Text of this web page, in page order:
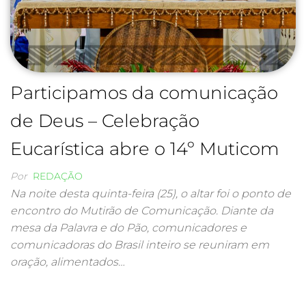
Participamos da comunicação
de Deus – Celebração
Eucarística abre o 14º Muticom
Por REDAÇÃO
Na noite desta quinta-feira (25), o altar foi o ponto de
encontro do Mutirão de Comunicação. Diante da
mesa da Palavra e do Pão, comunicadores e
comunicadoras do Brasil inteiro se reuniram em
oração, alimentados…